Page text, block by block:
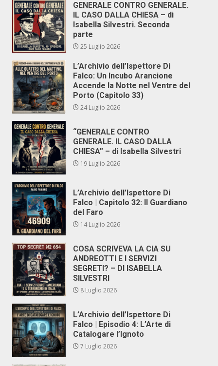
GENERALE CONTRO GENERALE.
IL CASO DALLA CHIESA – di
Isabella Silvestri. Seconda
parte
25 Luglio 2026
L’Archivio dell’Ispettore Di
Falco: Un Incubo Arancione
Accende la Notte nel Ventre del
Porto (Capitolo 33)
24 Luglio 2026
“GENERALE CONTRO
GENERALE. IL CASO DALLA
CHIESA” – di Isabella Silvestri
19 Luglio 2026
L’Archivio dell’Ispettore Di
Falco | Capitolo 32: Il Guardiano
del Faro
14 Luglio 2026
COSA SCRIVEVA LA CIA SU
ANDREOTTI E I SERVIZI
SEGRETI? – DI ISABELLA
SILVESTRI
8 Luglio 2026
L’Archivio dell’Ispettore Di
Falco | Episodio 4: L’Arte di
Catalogare l’Ignoto
7 Luglio 2026